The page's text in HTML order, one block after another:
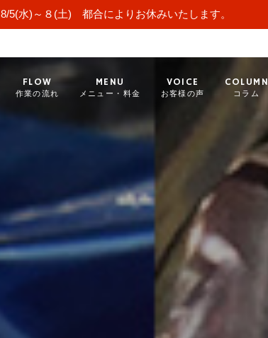
8/5(水)～８(土) 都合によりお休みいたします。
FLOW
作業の流れ
MENU
メニュー・料金
VOICE
お客様の声
COLUMN
コラム